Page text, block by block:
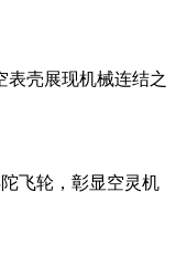
表壳展现机械连结之
飞轮，彰显空灵机